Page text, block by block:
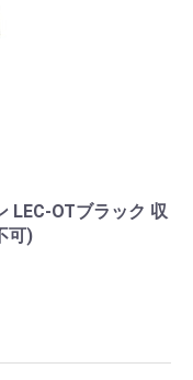
LEC-OTブラック 収
可)